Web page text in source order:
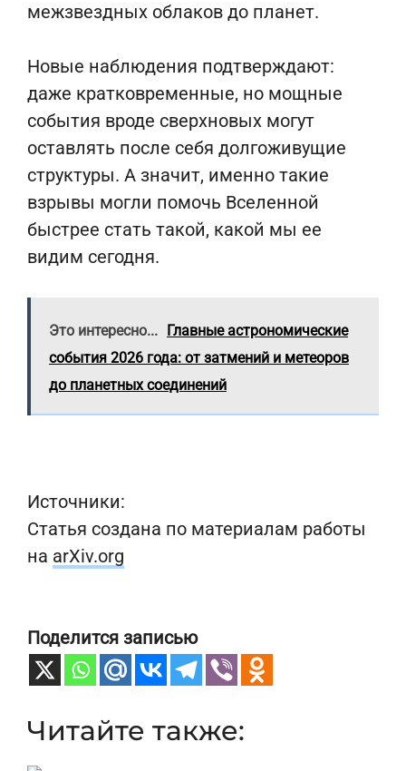
межзвездных облаков до планет.
Новые наблюдения подтверждают:
даже кратковременные, но мощные
события вроде сверхновых могут
оставлять после себя долгоживущие
структуры. А значит, именно такие
взрывы могли помочь Вселенной
быстрее стать такой, какой мы ее
видим сегодня.
Это интересно... Главные астрономические
события 2026 года: от затмений и метеоров
до планетных соединений
Источники:
Статья создана по материалам работы
на arXiv.org
Поделится записью
Читайте также: